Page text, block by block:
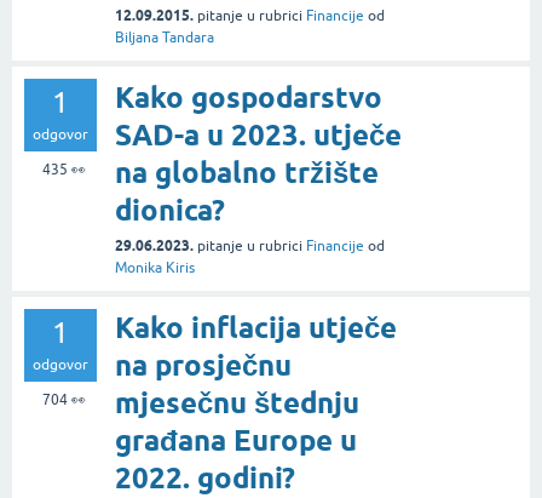
12.09.2015. pitanje u rubrici Financije od
Biljana Tandara
1
odgovor
435 👀
Kako gospodarstvo
SAD-a u 2023. utječe
na globalno tržište
dionica?
29.06.2023. pitanje u rubrici Financije od
Monika Kiris
1
odgovor
704👀
Kako inflacija utječe
na prosječnu
mjesečnu štednju
građana Europe u
2022. godini?